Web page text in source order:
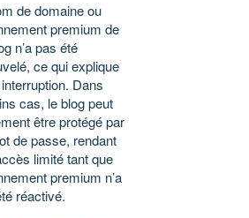
de domaine ou
premium de
n’a pas été
ce qui explique
Dans
cas, le blog peut
être protégé par
de passe, rendant
limité tant que
premium n’a
réactivé.